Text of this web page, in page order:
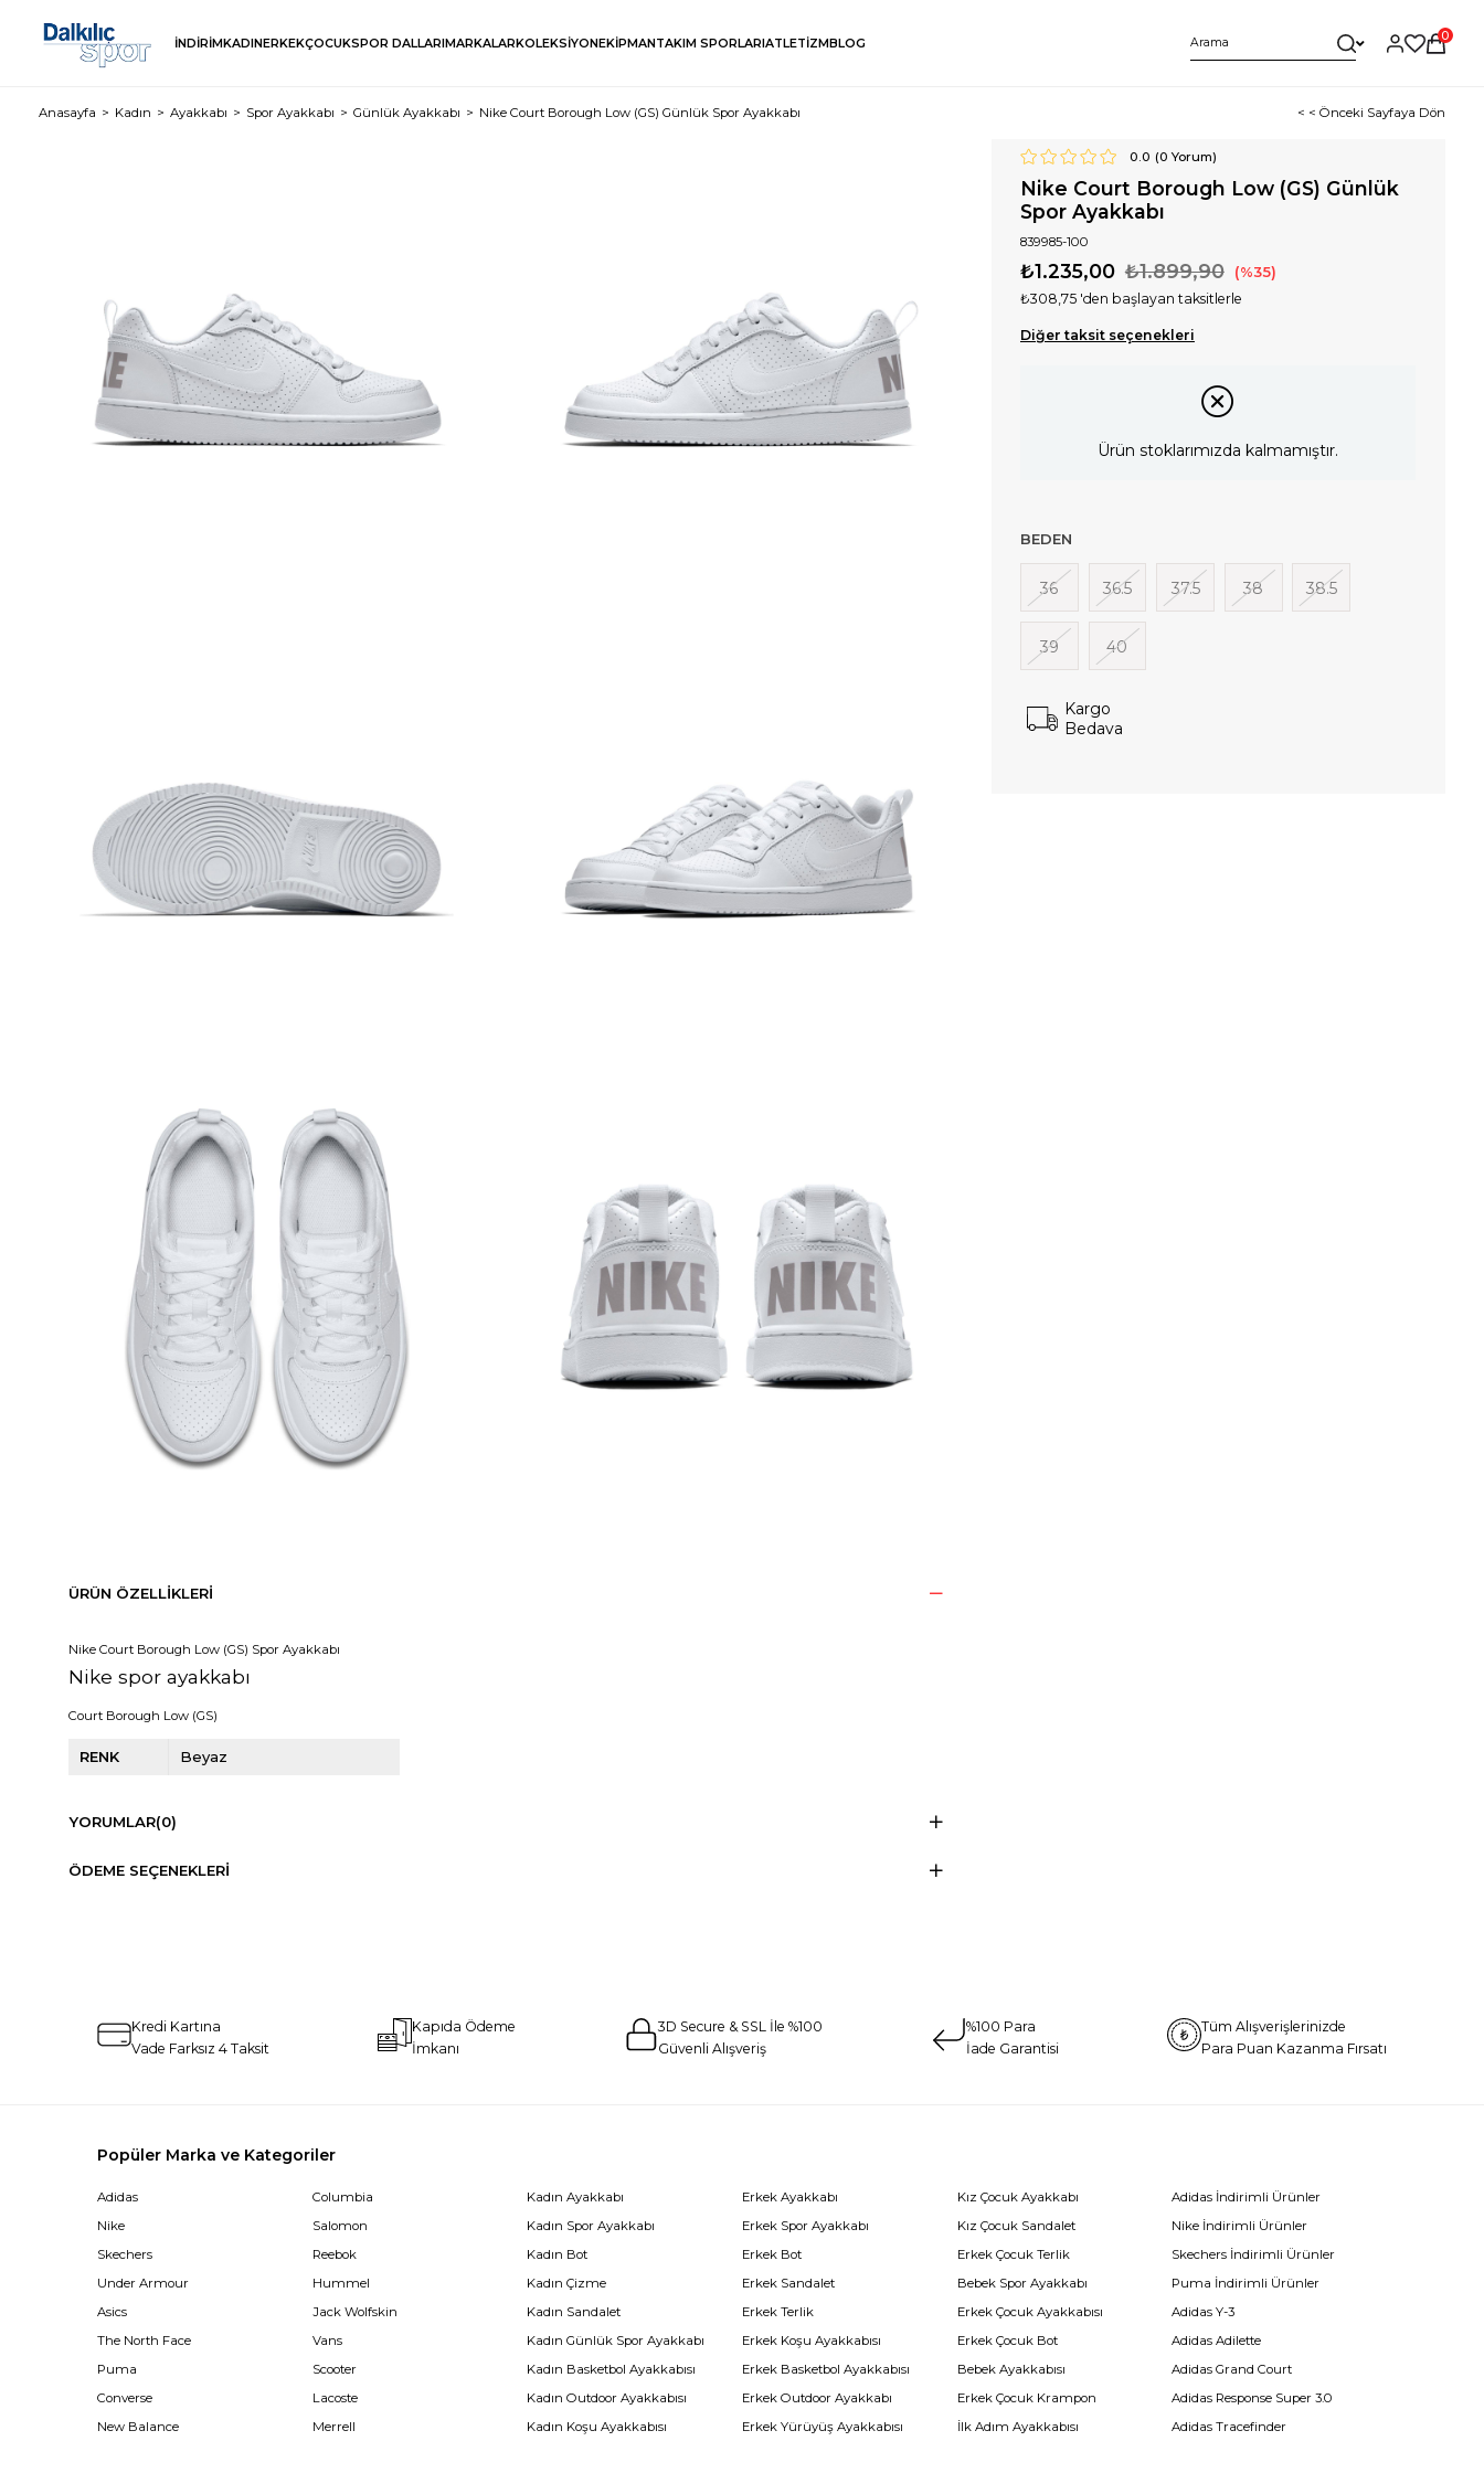
İNDİRİMKADINERKEKÇOCUKSPOR DALLARIMARKALARKOLEKSİYONEKİPMANTAKIM SPORLARIATLETİZMBLOG
0
Anasayfa Kadın Ayakkabı Spor Ayakkabı Günlük Ayakkabı Nike Court Borough Low (GS) Günlük Spor Ayakkabı < < Önceki Sayfaya Dön
0.0 (0 Yorum)
Nike Court Borough Low (GS) Günlük
Spor Ayakkabı
839985-100
₺1.899,90
₺1.235,00 35
₺308,75 'den başlayan taksitlerle
Diğer taksit seçenekleri
Ürün stoklarımızda kalmamıştır.
BEDEN
36 36.5 37.5 38 38.5
39 40
Kargo
Bedava
ÜRÜN ÖZELLIKLERI
Nike Court Borough Low (GS) Spor Ayakkabı
Nike spor ayakkabı
Court Borough Low (GS)
RENK Beyaz
YORUMLAR(0)
ÖDEME SEÇENEKLERI
Kredi Kartına
Vade Farksız 4 Taksit
Kapıda Ödeme
İmkanı
3D Secure & SSL İle %100
Güvenli Alışveriş
%100 Para
İade Garantisi
Tüm Alışverişlerinizde
Para Puan Kazanma Fırsatı
Popüler Marka ve Kategoriler
Adidas
Nike
Skechers
Under Armour
Asics
The North Face
Puma
Converse
New Balance
Columbia
Salomon
Reebok
Hummel
Jack Wolfskin
Vans
Scooter
Lacoste
Merrell
Kadın Ayakkabı
Kadın Spor Ayakkabı
Kadın Bot
Kadın Çizme
Kadın Sandalet
Kadın Günlük Spor Ayakkabı
Kadın Basketbol Ayakkabısı
Kadın Outdoor Ayakkabısı
Kadın Koşu Ayakkabısı
Erkek Ayakkabı
Erkek Spor Ayakkabı
Erkek Bot
Erkek Sandalet
Erkek Terlik
Erkek Koşu Ayakkabısı
Erkek Basketbol Ayakkabısı
Erkek Outdoor Ayakkabı
Erkek Yürüyüş Ayakkabısı
Kız Çocuk Ayakkabı
Kız Çocuk Sandalet
Erkek Çocuk Terlik
Bebek Spor Ayakkabı
Erkek Çocuk Ayakkabısı
Erkek Çocuk Bot
Bebek Ayakkabısı
Erkek Çocuk Krampon
İlk Adım Ayakkabısı
Adidas İndirimli Ürünler
Nike İndirimli Ürünler
Skechers İndirimli Ürünler
Puma İndirimli Ürünler
Adidas Y-3
Adidas Adilette
Adidas Grand Court
Adidas Response Super 3.0
Adidas Tracefinder